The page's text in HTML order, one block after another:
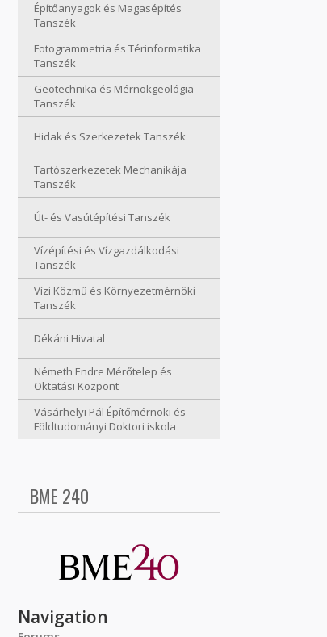
Építőanyagok és Magasépítés
Tanszék
Fotogrammetria és Térinformatika
Tanszék
Geotechnika és Mérnökgeológia
Tanszék
Hidak és Szerkezetek Tanszék
Tartószerkezetek Mechanikája
Tanszék
Út- és Vasútépítési Tanszék
Vízépítési és Vízgazdálkodási
Tanszék
Vízi Közmű és Környezetmérnöki
Tanszék
Dékáni Hivatal
Németh Endre Mérőtelep és
Oktatási Központ
Vásárhelyi Pál Építőmérnöki és
Földtudományi Doktori iskola
BME 240
Navigation